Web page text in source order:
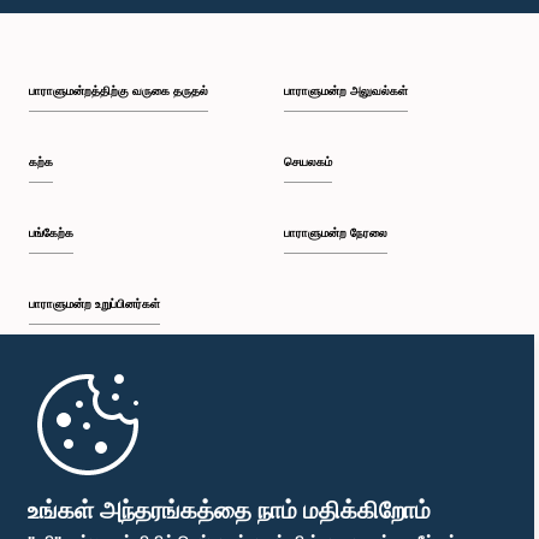
உங்கள் அந்தரங்கத்தை நாம் மதிக்கிறோம்
பி.ப. 1:00 - பி.ப. 1:10
பி.ப. 1:18 - பி.ப. 1:28
பி.ப. 1:38 - பி.ப. 1:42
பாராளுமன்றத்திற்கு வருகை தருதல்
கற்க
பங்கேற்க
பாராளுமன்ற உறுப்பினர்கள்
முதற்பக்கம்
பாராளுமன்ற அலுவல்கள்
செயலகம்
பாராளுமன்ற நேரலை
பாராளுமன்ற கையடக்க செயலி